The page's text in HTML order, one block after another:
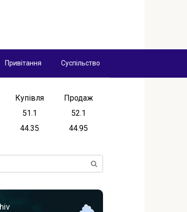
Привітання Суспільство
Купівля
Продаж
51.1
52.1
44.35 44.95